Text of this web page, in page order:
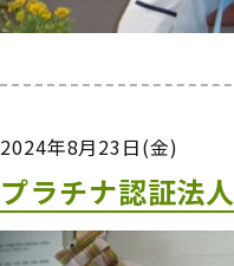
2024年8月23日(金)
プラチナ認証法人